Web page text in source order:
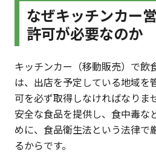
なぜキッチンカー
許可が必要なのか
キッチンカー（移動販売）で飲
は、出店を予定している地域を
可を必ず取得しなければなりま
安全な食品を提供し、食中毒な
めに、食品衛生法という法律で
るからです。